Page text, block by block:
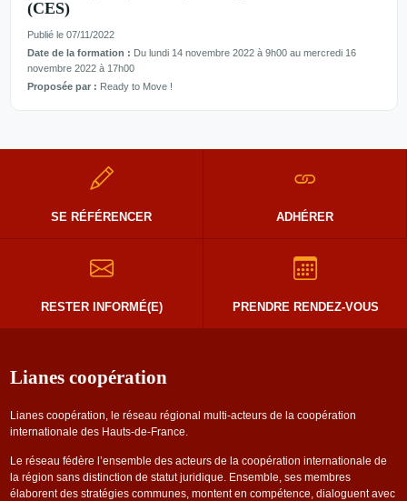
(CES)
Publié le 07/11/2022
Date de la formation : Du lundi 14 novembre 2022 à 9h00 au mercredi 16
novembre 2022 à 17h00
Proposée par : Ready to Move !
SE RÉFÉRENCER ADHÉRER
RESTER INFORMÉ(E) PRENDRE RENDEZ-VOUS
Lianes coopération
Lianes coopération, le réseau régional multi-acteurs de la coopération
internationale des Hauts-de-France.
Le réseau fédère l’ensemble des acteurs de la coopération internationale de
la région sans distinction de statut juridique. Ensemble, ses membres
élaborent des stratégies communes, montent en compétence, dialoguent avec